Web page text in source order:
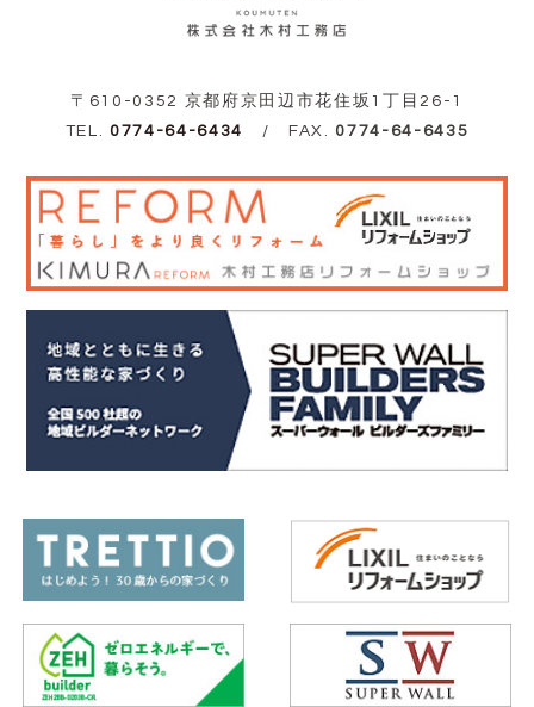
〒610-0352 京都府京田辺市花住坂1丁目26-1
TEL. 0774-64-6434 / FAX. 0774-64-6435